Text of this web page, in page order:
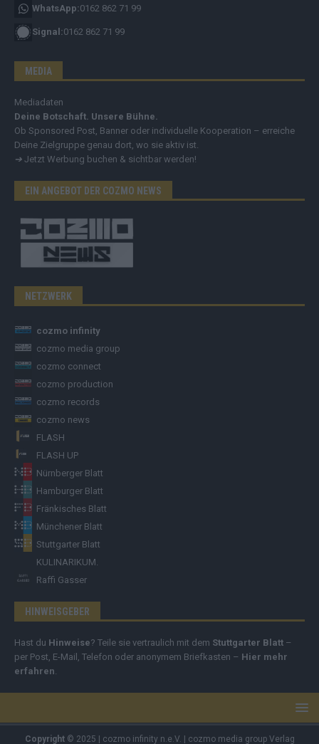
WhatsApp:0162 862 71 99
Signal:0162 862 71 99
MEDIA
Mediadaten
Deine Botschaft. Unsere Bühne.
Ob Sponsored Post, Banner oder individuelle Kooperation – erreiche
Deine Zielgruppe genau dort, wo sie aktiv ist.
➔ Jetzt Werbung buchen & sichtbar werden!
EIN ANGEBOT DER COZMO NEWS
NETZWERK
cozmo infinity
cozmo media group
cozmo connect
cozmo production
cozmo records
cozmo news
FLASH
FLASH UP
Nürnberger Blatt
Hamburger Blatt
Fränkisches Blatt
Münchener Blatt
Stuttgarter Blatt
KULINARIKUM.
Raffi Gasser
HINWEISGEBER
Hast du Hinweise? Teile sie vertraulich mit dem Stuttgarter Blatt –
per Post, E-Mail, Telefon oder anonymem Briefkasten – Hier mehr
erfahren.
Copyright© 2025 | cozmo infinity n.e.V. | cozmo media group Verlag